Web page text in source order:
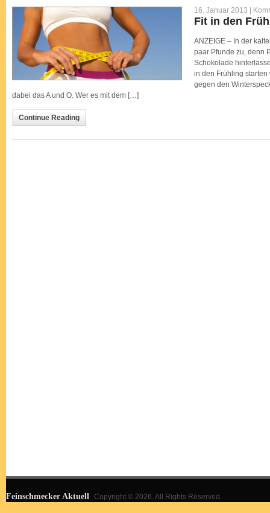
16. Januar 2013 |
Fit in den
ANZEIGE – In der
paar Pfunde zu, denn
Schokolade
in den Frühling starten
gegen den
dabei das A und O. Wer es mit dem […]
Continue Reading
Feinschmecker Aktuell Copyright © 2026. All Rights Reserved.